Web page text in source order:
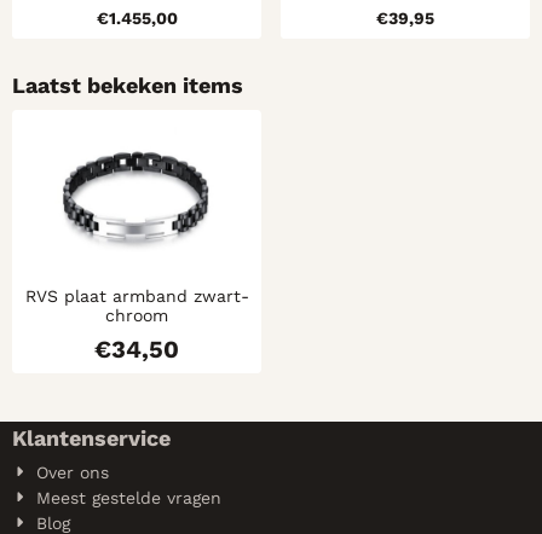
Prijs: 1 455,00
€1.455,00 Prijs: 39,95
€39,95
Laatst bekeken items
RVS plaat armband zwart-
chroom
€34,50
Klantenservice
Over ons
Meest gestelde vragen
Blog